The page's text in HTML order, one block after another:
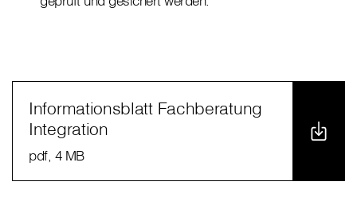
Informationsblatt Fachberatung
Integration
pdf, 4 MB